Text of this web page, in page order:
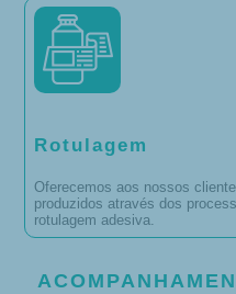
Rotulagem
Oferecemos aos nossos
produzidos através dos
rotulagem adesiva.